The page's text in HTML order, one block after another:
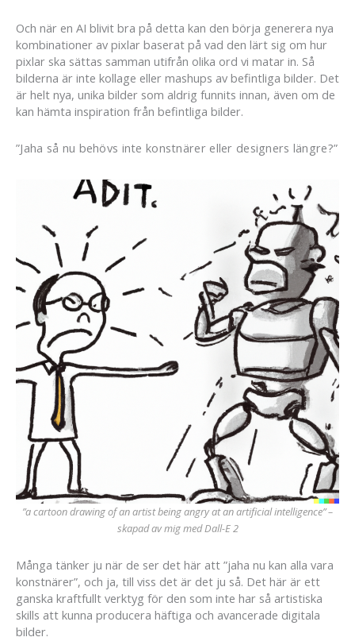
Och när en AI blivit bra på detta kan den börja generera nya
kombinationer av pixlar baserat på vad den lärt sig om hur
pixlar ska sättas samman utifrån olika ord vi matar in. Så
bilderna är inte kollage eller mashups av befintliga bilder. Det
är helt nya, unika bilder som aldrig funnits innan, även om de
kan hämta inspiration från befintliga bilder.
”Jaha så nu behövs inte konstnärer eller designers längre?”
”a cartoon drawing of an artist being angry at an artificial intelligence” –
skapad av mig med Dall-E 2
Många tänker ju när de ser det här att ”jaha nu kan alla vara
konstnärer”, och ja, till viss det är det ju så. Det här är ett
ganska kraftfullt verktyg för den som inte har så artistiska
skills att kunna producera häftiga och avancerade digitala
bilder.